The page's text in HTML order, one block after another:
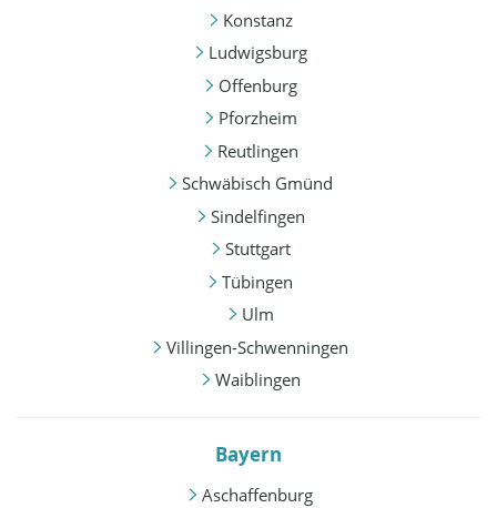
Konstanz
Ludwigsburg
Offenburg
Pforzheim
Reutlingen
Schwäbisch Gmünd
Sindelfingen
Stuttgart
Tübingen
Ulm
Villingen-Schwenningen
Waiblingen
Bayern
Aschaffenburg